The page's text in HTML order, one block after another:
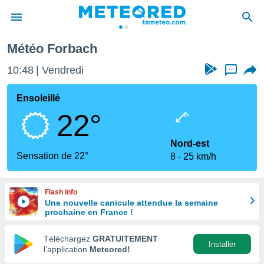
de
en
Météo Forbach
10:48 Vendredi ...
Ensoleillé
22°
Sensation de 22°
Nord-est
8
25 km/h
Flash info
Une nouvelle canicule attendue la semaine
prochaine en France !
Téléchargez GRATUITEMENT
l’application Meteored!
Installer